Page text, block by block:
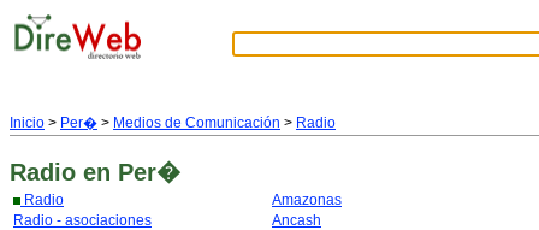
Inicio > Per� > Medios de Comunicación > Radio
Radio en Per�
Radio
Radio - asociaciones
Amazonas
Ancash